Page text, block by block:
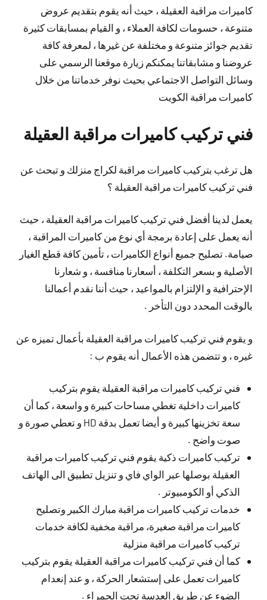
كاميرات مراقبة العقيلة ، حيث أنه يقوم بتقديم عروض
متنوعة ، حسومات لكافة العملاء ، و القيام بمسابقات كثيرة
تقديم جوائز متنوعة و مختلفة عن غيرها ، لمعرفة كافة
عروضنا و مشابقاتنا يمكنكم زيارة موقعنا الرسمي على
وسائل التواصل الاجتماعي بحيث نوفر خدماتنا من خلال
كاميرات مراقبة الكويت
فني تركيب كاميرات مراقبة العقيلة
هل ترغب بتركيب كاميرات مراقبة لكراج منزلك و تبحث عن
فني تركيب كاميرات مراقبة العقيلة ؟
يعمل لدينا أفضل فني تركيب كاميرات مراقبة العقيلة ، حيث
أنه يعمل على إعادة برمجة أي نوع من كاميرات المراقبة ،
صيامة. تصليح جميع أنواع الكاميرات ، تأمين كافة قطع الغيار
الأصلية و بسعر التكلفة ، أسعارنا منافسة ، و شعارنا
الإحترافية و الإلتزام بالمواعيد ، حيث أننا نقدم أعمالنا
بالوقت المحدد دون التأخر .
و يقوم فني تركيب كاميرات مراقبة العقيلة بأعمال تميزه عن
غيره ، و تتضمن هذه الأعمال أنه يقوم ب :
فني تركيب كاميرات مراقبة العقيلة يقوم بتركيب
كاميرات داخلية تغطي مساحات كبيرة و واسعة ، كما أن
سعة تخزينها كبيرة و أيضا تعمل بدقة HD و تعطي صورة و
صوت واضح .
تركيب كاميرات ذكية يقوم فني تركيب كاميرات مراقبة
العقيلة بوصلها عبر الواي فاي و تنزيل تطبيق الى الهاتف
الذكي أو الكومبيوتر .
خدمات تركيب كاميرات مراقبة مبارك الكبير وتصليح
كاميرات مراقبة صغيرة، مراقبة مخفية لكافة خدمات
تركيب كاميرات مراقبة منزلية
كما أن فني تركيب كاميرات مراقبة العقيلة يقوم بتركيب
كاميرات تعمل على إستشعار الحركة ، و عند إنعدام
الضوء عن طريق العدسة تحت الحمراء .